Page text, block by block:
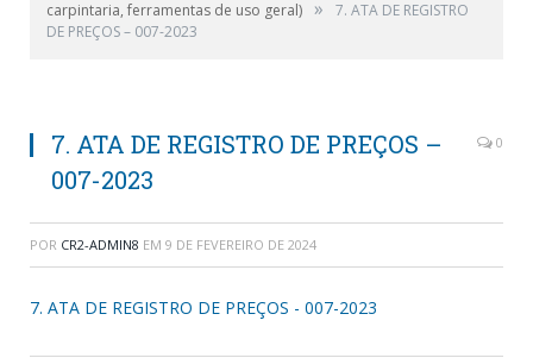
carpintaria, ferramentas de uso geral) »
7. ATA DE REGISTRO
DE PREÇOS – 007-2023
7. ATA DE REGISTRO DE PREÇOS –
007-2023
0
POR CR2-ADMIN8 EM 9 DE FEVEREIRO DE 2024
7. ATA DE REGISTRO DE PREÇOS - 007-2023